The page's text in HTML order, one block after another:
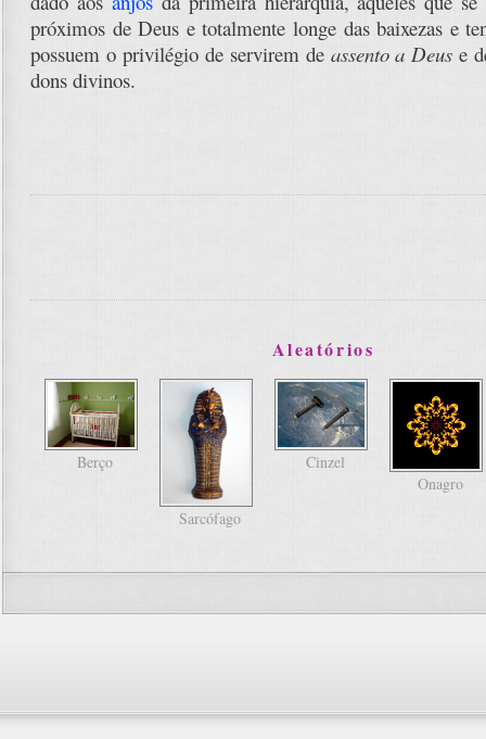
próximos de Deus e totalmente longe das baixezas e
possuem o privilégio de servirem de assento a Deus e
dons divinos.
Aleatórios
Berço
Sarcófago
Cinzel
Onagro